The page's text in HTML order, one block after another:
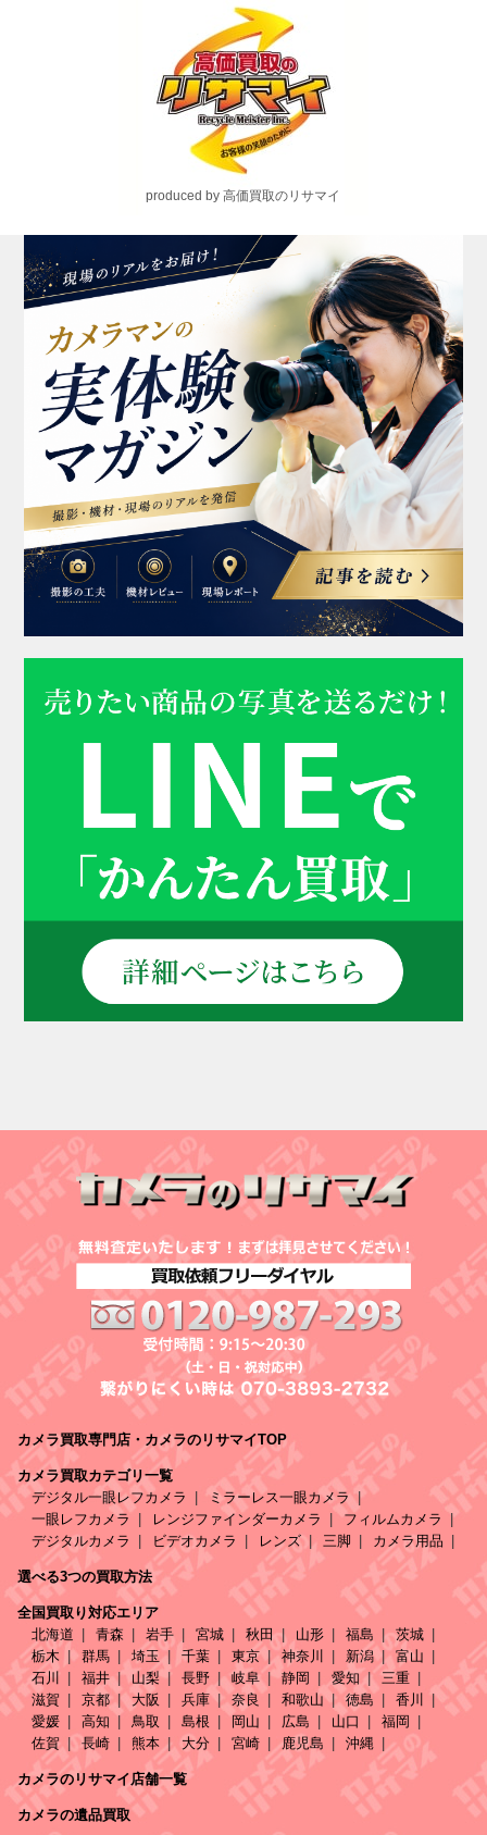
produced by 高価買取のリサマイ
カメラ買取専門店・カメラのリサマイTOP
カメラ買取カテゴリ一覧
デジタル一眼レフカメラ
ミラーレス一眼カメラ
一眼レフカメラ
レンジファインダーカメラ
フィルムカメラ
デジタルカメラ
ビデオカメラ レンズ 三脚 カメラ用品
選べる3つの買取方法
全国買取り対応エリア
北海道
青森 岩手 宮城 秋田 山形 福島
茨城
栃木
群馬 埼玉 千葉 東京 神奈川 新潟
富山
石川
福井 山梨 長野 岐阜 静岡 愛知
三重
滋賀
京都 大阪 兵庫 奈良 和歌山 徳島
香川
愛媛
高知 鳥取 島根 岡山 広島 山口
福岡
佐賀
長崎 熊本 大分 宮崎 鹿児島 沖縄
カメラのリサマイ店舗一覧
カメラの遺品買取